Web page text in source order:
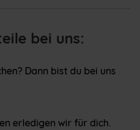
bei uns:
Dann bist du bei uns
erledigen wir für dich.